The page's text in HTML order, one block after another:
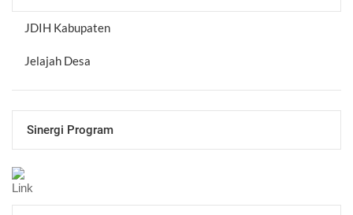
JDIH Kabupaten
Jelajah Desa
Sinergi Program